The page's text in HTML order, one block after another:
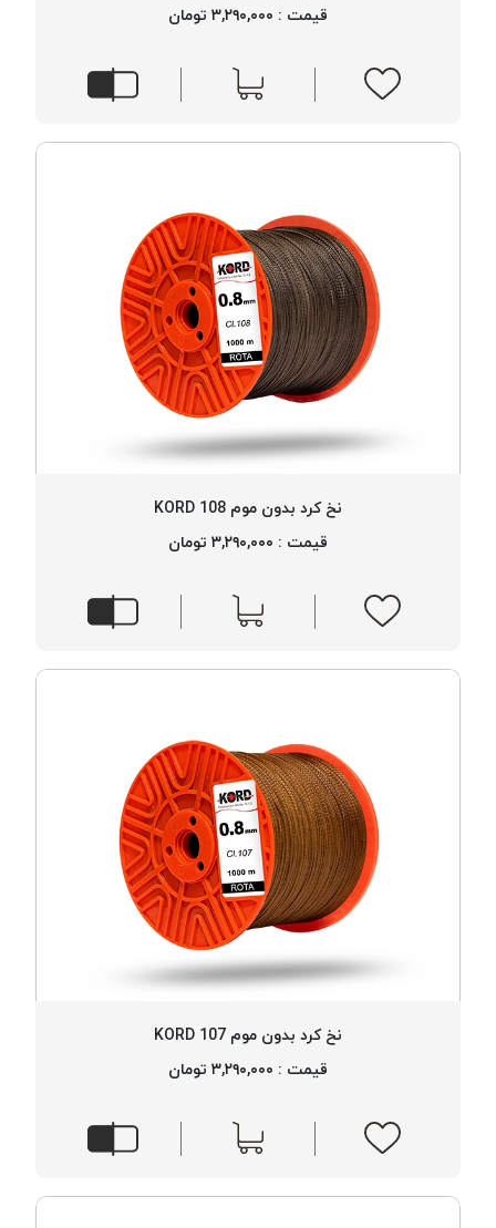
قیمت : ۳,۲۹۰,۰۰۰ تومان
نخ کرد بدون موم 108 KORD
قیمت : ۳,۲۹۰,۰۰۰ تومان
نخ کرد بدون موم 107 KORD
قیمت : ۳,۲۹۰,۰۰۰ تومان